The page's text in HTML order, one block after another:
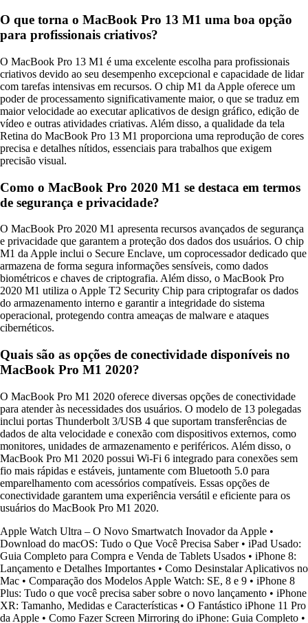
O que torna o MacBook Pro 13 M1 uma boa opção
para profissionais criativos?
O MacBook Pro 13 M1 é uma excelente escolha para profissionais
criativos devido ao seu desempenho excepcional e capacidade de lidar
com tarefas intensivas em recursos. O chip M1 da Apple oferece um
poder de processamento significativamente maior, o que se traduz em
maior velocidade ao executar aplicativos de design gráfico, edição de
vídeo e outras atividades criativas. Além disso, a qualidade da tela
Retina do MacBook Pro 13 M1 proporciona uma reprodução de cores
precisa e detalhes nítidos, essenciais para trabalhos que exigem
precisão visual.
Como o MacBook Pro 2020 M1 se destaca em termos
de segurança e privacidade?
O MacBook Pro 2020 M1 apresenta recursos avançados de segurança
e privacidade que garantem a proteção dos dados dos usuários. O chip
M1 da Apple inclui o Secure Enclave, um coprocessador dedicado que
armazena de forma segura informações sensíveis, como dados
biométricos e chaves de criptografia. Além disso, o MacBook Pro
2020 M1 utiliza o Apple T2 Security Chip para criptografar os dados
do armazenamento interno e garantir a integridade do sistema
operacional, protegendo contra ameaças de malware e ataques
cibernéticos.
Quais são as opções de conectividade disponíveis no
MacBook Pro M1 2020?
O MacBook Pro M1 2020 oferece diversas opções de conectividade
para atender às necessidades dos usuários. O modelo de 13 polegadas
inclui portas Thunderbolt 3/USB 4 que suportam transferências de
dados de alta velocidade e conexão com dispositivos externos, como
monitores, unidades de armazenamento e periféricos. Além disso, o
MacBook Pro M1 2020 possui Wi-Fi 6 integrado para conexões sem
fio mais rápidas e estáveis, juntamente com Bluetooth 5.0 para
emparelhamento com acessórios compatíveis. Essas opções de
conectividade garantem uma experiência versátil e eficiente para os
usuários do MacBook Pro M1 2020.
Apple Watch Ultra – O Novo Smartwatch Inovador da Apple •
Download do macOS: Tudo o Que Você Precisa Saber• iPad Usado:
Guia Completo para Compra e Venda de Tablets Usados • iPhone 8:
Lançamento e Detalhes Importantes • Como Desinstalar Aplicativos no
Mac • Comparação dos Modelos Apple Watch: SE, 8 e 9 • iPhone 8
Plus: Tudo o que você precisa saber sobre o novo lançamento • iPhone
XR: Tamanho, Medidas e Características • O Fantástico iPhone 11 Pro
da Apple • Como Fazer Screen Mirroring do iPhone: Guia Completo •